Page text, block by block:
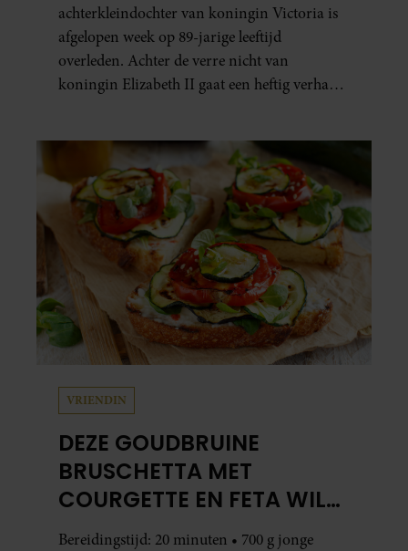
achterkleindochter van koningin Victoria is
afgelopen week op 89-jarige leeftijd
overleden. Achter de verre nicht van
koningin Elizabeth II gaat een heftig verhaal
VRIENDIN
DEZE GOUDBRUINE
BRUSCHETTA MET
COURGETTE EN FETA WIL
JE METEEN MAKEN
Bereidingstijd: 20 minuten • 700 g jonge